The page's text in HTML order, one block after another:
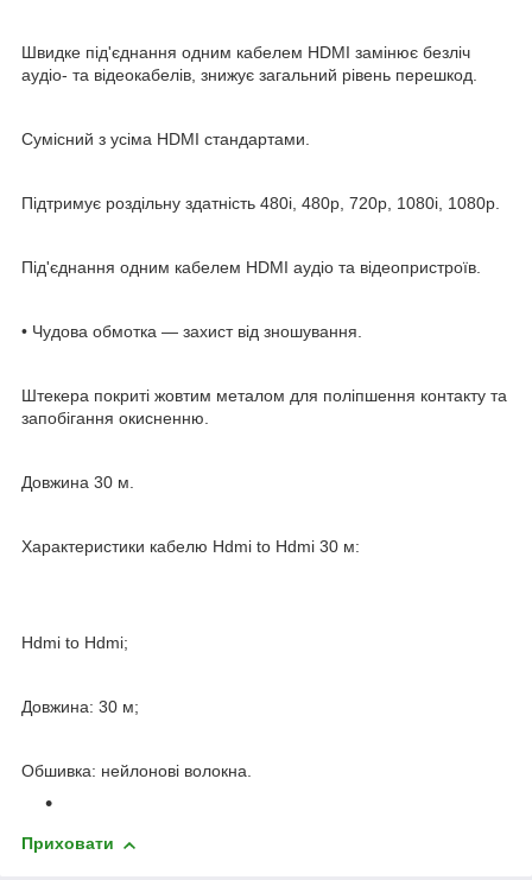
Швидке під'єднання одним кабелем HDMI замінює безліч
аудіо- та відеокабелів, знижує загальний рівень перешкод.
Сумісний з усіма HDMI стандартами.
Підтримує роздільну здатність 480i, 480p, 720p, 1080i, 1080p.
Під'єднання одним кабелем HDMI аудіо та відеопристроїв.
• Чудова обмотка — захист від зношування.
Штекера покриті жовтим металом для поліпшення контакту та
запобігання окисненню.
Довжина 30 м.
Характеристики кабелю Hdmi to Hdmi 30 м:
Hdmi to Hdmi;
Довжина: 30 м;
Обшивка: нейлонові волокна.
Приховати